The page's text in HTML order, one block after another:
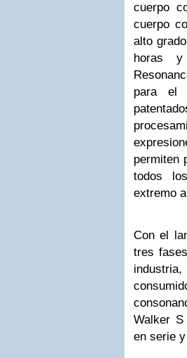
cuerpo
cuerpo
alto
horas y
para el
permiten
todos
extremo
Con el
tres
Walker S
en serie